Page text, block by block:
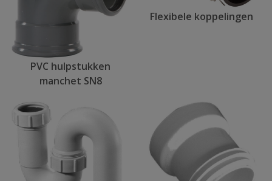
PVC hulpstukken
manchet SN8
Flexibele koppelingen